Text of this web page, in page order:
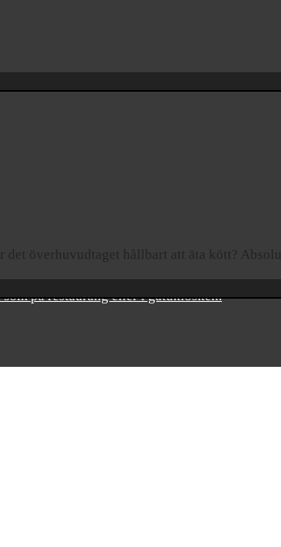
överhuvudtaget hållbart att äta kött?
på restaurang eller i gatukiosken.